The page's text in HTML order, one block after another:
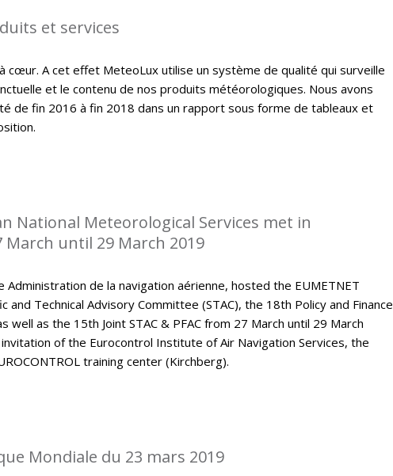
et services
cœur. A cet effet MeteoLux utilise un système de qualité qui surveille
et le contenu de nos produits météorologiques. Nous avons
de fin 2016 à fin 2018 dans un rapport sous forme de tableaux et
National Meteorological Services met in
until 29 March 2019
de la navigation aérienne, hosted the EUMETNET
Technical Advisory Committee (STAC), the 18th Policy and Finance
well as the 15th Joint STAC & PFAC from 27 March until 29 March
of the Eurocontrol Institute of Air Navigation Services, the
training center (Kirchberg).
Mondiale du 23 mars 2019